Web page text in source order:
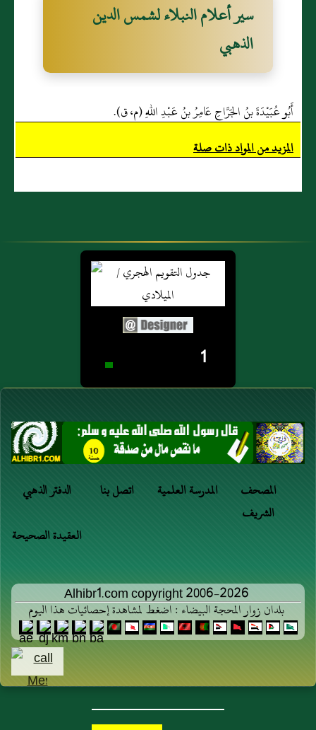
سير أعلام النبلاء لشمس الدين
الذهبي
أَبُو عُبَيْدَةَ بنُ الجَرَّاحِ عَامِرُ بنُ عَبْدِ اللهِ (م، ق).
المزيد من المواد ذات صلة
1
الدفتر الذهبي اتصل بنا المدرسة العلمية
المصحف
الشريف
العقيدة الصحيحة
Alhibr1.com copyright 2006-2026
بلدان زوار المحجة البيضاء : اضغط لمشاهدة إحصائيات هذا اليوم